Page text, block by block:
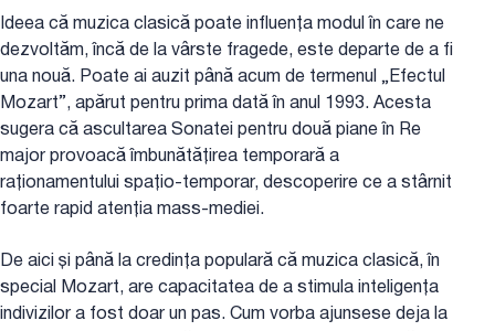
Ideea că muzica clasică poate influența modul în care ne
dezvoltăm, încă de la vârste fragede, este departe de a fi
una nouă. Poate ai auzit până acum de termenul „Efectul
Mozart”, apărut pentru prima dată în anul 1993. Acesta
sugera că ascultarea Sonatei pentru două piane în Re
major provoacă îmbunătățirea temporară a
raționamentului spațio-temporar, descoperire ce a stârnit
foarte rapid atenția mass-mediei.
De aici și până la credința populară că muzica clasică, în
special Mozart, are capacitatea de a stimula inteligența
indivizilor a fost doar un pas. Cum vorba ajunsese deja la